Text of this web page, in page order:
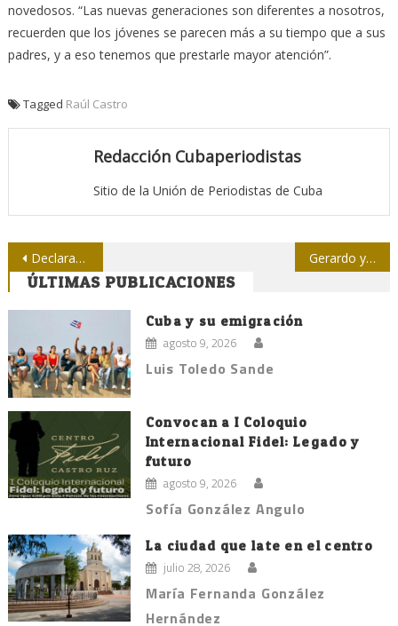
novedosos. “Las nuevas generaciones son diferentes a nosotros,
recuerden que los jóvenes se parecen más a su tiempo que a sus
padres, y a eso tenemos que prestarle mayor atención”.
Tagged Raúl Castro
Redacción Cubaperiodistas
Sitio de la Unión de Periodistas de Cuba
Navegación
de
entradas
Declaración del General de Ejército Raúl Castro Ruz Gerardo y la caricatura más esperada
ÚLTIMAS PUBLICACIONES
Cuba y su emigración
agosto 9, 2026
Luis Toledo Sande
Convocan a I Coloquio
Internacional Fidel: Legado y
futuro
agosto 9, 2026
Sofía González Angulo
La ciudad que late en el centro
julio 28, 2026
María Fernanda González
Hernández